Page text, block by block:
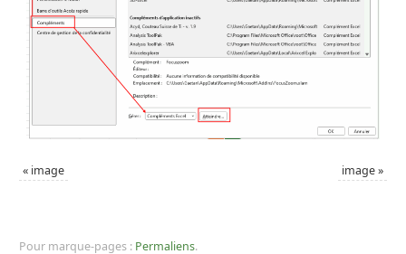
« image image»
Pour marque-pages : Permaliens.